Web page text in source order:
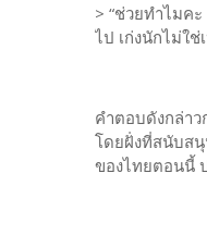
> “ช่วยทำไมค
ไป เก่งนักไม่ใช่
คำตอบดังกล่าว
โดยฝั่งที่สนับสนุ
ของไทยตอนนี้